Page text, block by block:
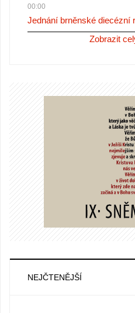
00:00
Jednání brněnské diecézní
Zobrazit
NEJČTENĚJŠÍ